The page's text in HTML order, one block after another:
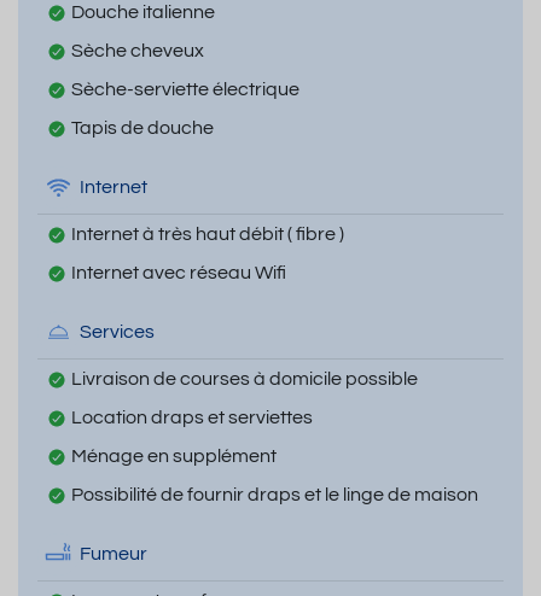
Douche italienne
Sèche cheveux
Sèche-serviette électrique
Tapis de douche
Internet
Internet à très haut débit ( fibre )
Internet avec réseau Wifi
Services
Livraison de courses à domicile possible
Location draps et serviettes
Ménage en supplément
Possibilité de fournir draps et le linge de maison
Fumeur